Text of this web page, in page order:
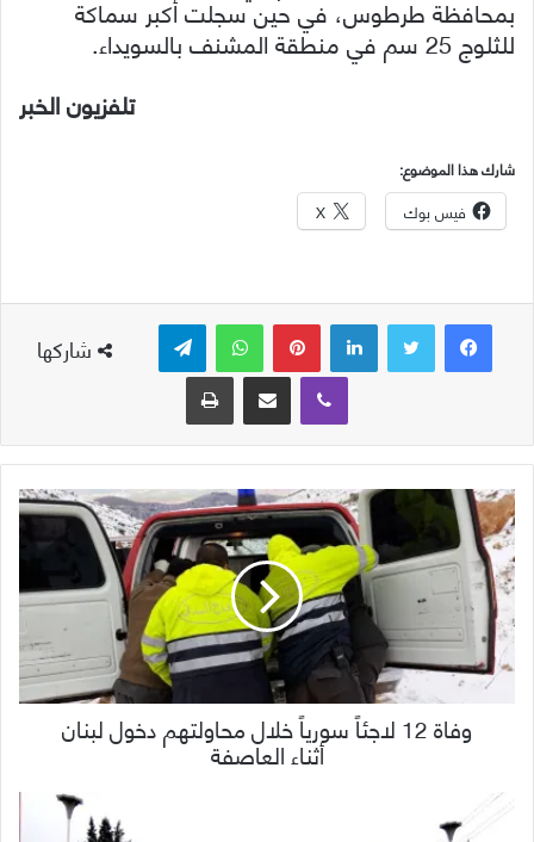
بمحافظة طرطوس، في حين سجلت أكبر سماكة
للثلوج 25 سم في منطقة المشنف بالسويداء.
تلفزيون الخبر
شارك هذا الموضوع:
فيس بوك X
شاركها
لينكدإن بينتيريست واتساب
ڤايبر
مشاركة عبر البريد طباعة
وفاة 12 لاجئاً سورياً خلال محاولتهم دخول لبنان
أثناء العاصفة